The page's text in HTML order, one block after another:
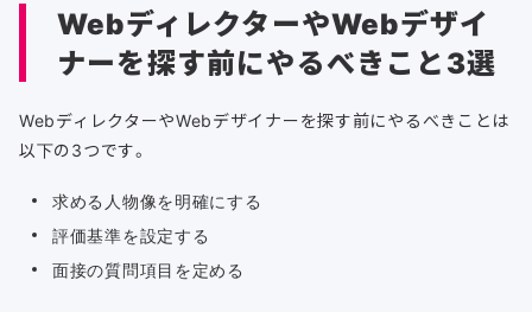
WebディレクターやWebデザイ
ナーを探す前にやるべきこと3選
WebディレクターやWebデザイナーを探す前にやるべきことは
以下の3つです。
求める人物像を明確にする
評価基準を設定する
面接の質問項目を定める